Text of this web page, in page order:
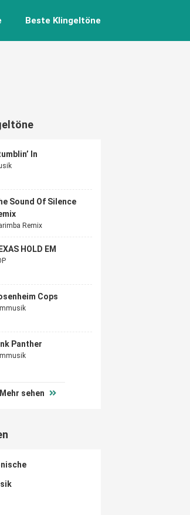
Beste Klingeltöne
In
Sound Of Silence
Remix
HOLD EM
Cops
Panther
Mehr sehen